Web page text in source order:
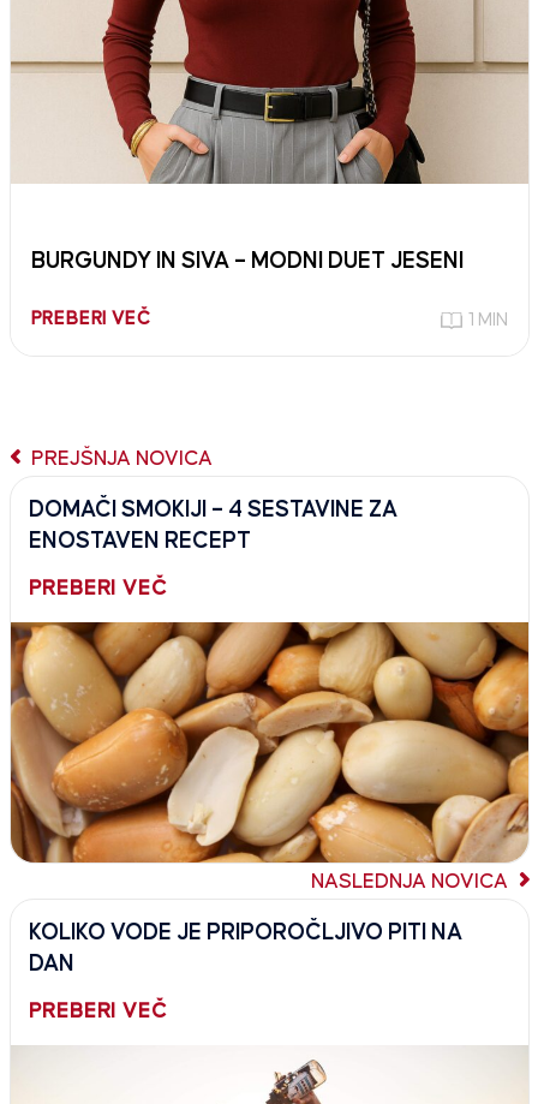
BURGUNDY IN SIVA – MODNI DUET JESENI
PREBERI VEČ 1 MIN
PREJŠNJA NOVICA
DOMAČI SMOKIJI – 4 SESTAVINE ZA
ENOSTAVEN RECEPT
PREBERI VEČ
NASLEDNJA NOVICA
KOLIKO VODE JE PRIPOROČLJIVO PITI NA
DAN
PREBERI VEČ